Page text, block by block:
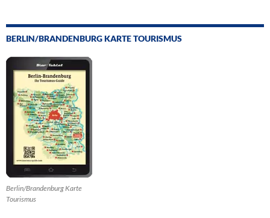
BERLIN/BRANDENBURG KARTE TOURISMUS
Berlin/Brandenburg Karte
Tourismus